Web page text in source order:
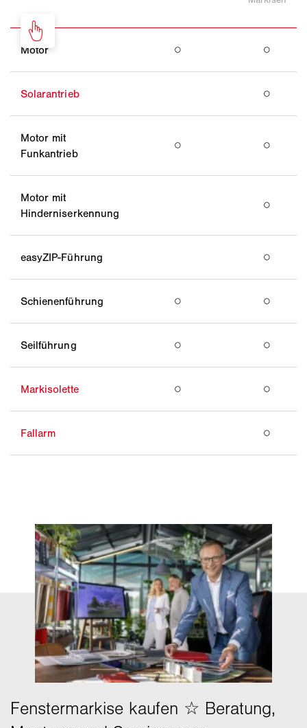
Motor ○ ○
Solarantrieb ○
Motor mit
Funkantrieb
○ ○
Motor mit
Hinderniserkennung
○
easyZIP-Führung ○
Schienenführung ○ ○
Seilführung ○ ○
Markisolette ○ ○
Fallarm ○